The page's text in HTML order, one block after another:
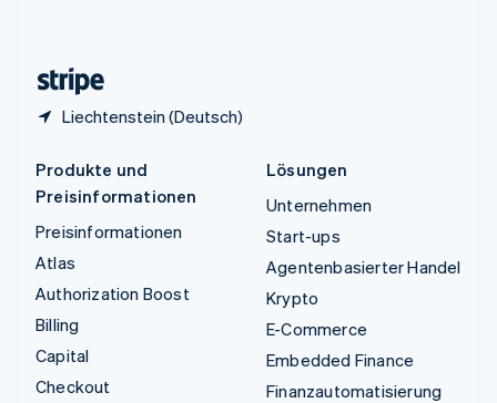
Liechtenstein (Deutsch)
Produkte und
Preisinformationen
Preisinformationen
Atlas
Authorization Boost
Billing
Capital
Checkout
Lösungen
Unternehmen
Start-ups
Agentenbasierter Handel
Krypto
E-Commerce
Embedded Finance
Finanzautomatisierung